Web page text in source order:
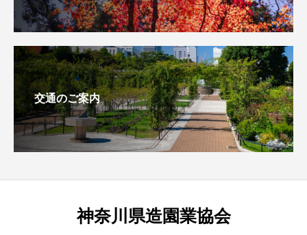
交通のご案内
神奈川県造園業協会